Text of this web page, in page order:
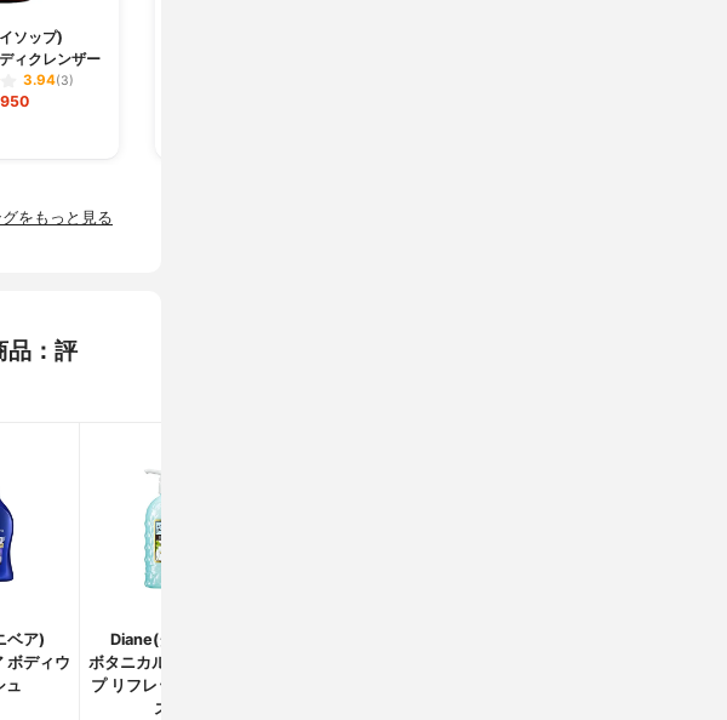
ソップ)
ィクレンザー
3.94(3)
をもっと見る
品：評
ベア)
ボディウ
ュ
Diane(ダイアン)
ボタニカル ボディソー
プ リフレッシュ&モイ
スト